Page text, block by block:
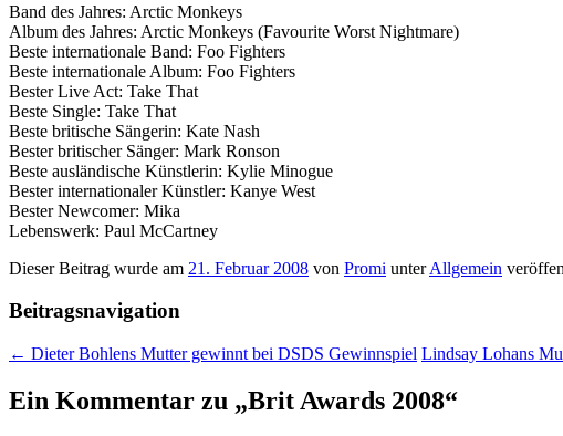
Band des Jahres: Arctic Monkeys
Album des Jahres: Arctic Monkeys (Favourite Worst Nightmare)
Beste internationale Band: Foo Fighters
Beste internationale Album: Foo Fighters
Bester Live Act: Take That
Beste Single: Take That
Beste britische Sängerin: Kate Nash
Bester britischer Sänger: Mark Ronson
Beste ausländische Künstlerin: Kylie Minogue
Bester internationaler Künstler: Kanye West
Bester Newcomer: Mika
Lebenswerk: Paul McCartney
Dieser Beitrag wurde am 21. Februar 2008 von Promi unterAllgemein
Beitragsnavigation
← Dieter Bohlens Mutter gewinnt bei DSDS Gewinnspiel Lindsay Lohans
Ein Kommentar zu „Brit Awards 2008“